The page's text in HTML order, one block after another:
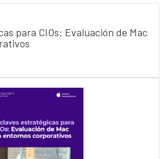
para CIOs: Evaluación de Mac